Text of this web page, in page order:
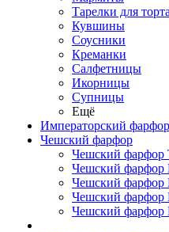
Тарелки для торта
Кувшины
Соусники
Креманки
Салфетницы
Икорницы
Супницы
Ещё
Императорский
Чешский фарфор
Чешский фарфор
Чешский фарфор
Чешский фарфор
Чешский фарфор
Чешский фарфор